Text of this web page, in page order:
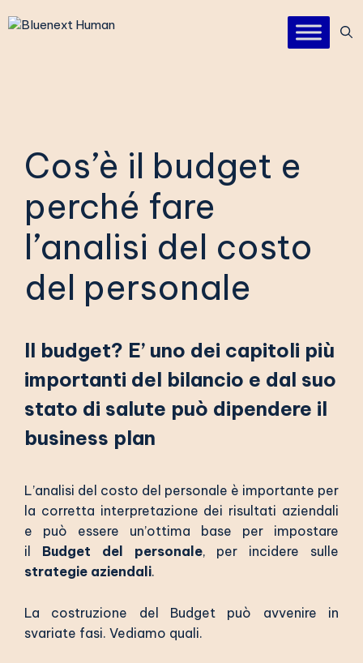
al
Cos’è il budget e
perché fare
l’analisi del costo
del personale
Il budget? E’ uno dei capitoli più
importanti del bilancio e dal suo
stato di salute può dipendere il
business plan
L’analisi del costo del personale è importante per
la corretta interpretazione dei risultati aziendali
e può essere un’ottima base per impostare
il Budget del personale, per incidere sulle
strategie aziendali.
La costruzione del Budget può avvenire in
svariate fasi. Vediamo quali.